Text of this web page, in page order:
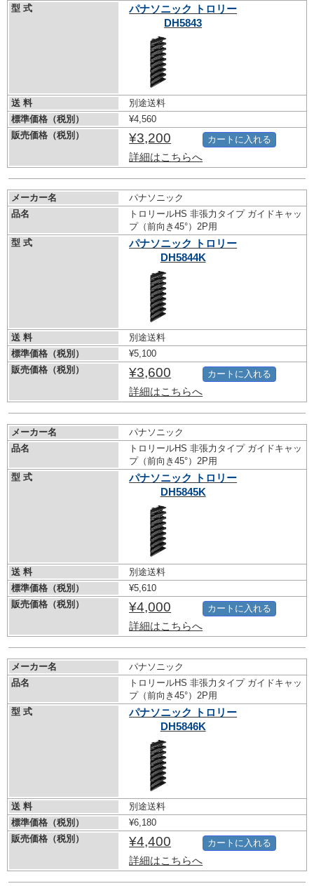
型 式
パナソニック トロリー
DH5843
送 料
別途送料
標準価格（税別）
¥4,560
販売価格（税別）
¥3,200
詳細はこちらへ
カートに入れる
メーカー名
パナソニック
品名
トロリールHS 非張力タイプ ガイドキャッ
プ（前向き45°）2P用
型 式
パナソニック トロリー
DH5844K
送 料
別途送料
標準価格（税別）
¥5,100
販売価格（税別）
¥3,600
詳細はこちらへ
カートに入れる
メーカー名
パナソニック
品名
トロリールHS 非張力タイプ ガイドキャッ
プ（前向き45°）2P用
型 式
パナソニック トロリー
DH5845K
送 料
別途送料
標準価格（税別）
¥5,610
販売価格（税別）
¥4,000
詳細はこちらへ
カートに入れる
メーカー名
パナソニック
品名
トロリールHS 非張力タイプ ガイドキャッ
プ（前向き45°）2P用
型 式
パナソニック トロリー
DH5846K
送 料
別途送料
標準価格（税別）
¥6,180
販売価格（税別）
¥4,400
詳細はこちらへ
カートに入れる